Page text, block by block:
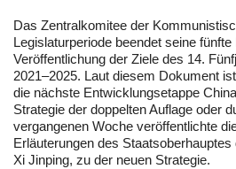
Das Zentralkomitee der
Legislaturperiode beendet seine
Veröffentlichung der Ziele des 14.
2021–2025. Laut diesem Dokument
die nächste Entwicklungsetappe
Strategie der doppelten Auflage oder
vergangenen Woche veröffentlichte
Erläuterungen des
Xi Jinping, zu der neuen Strategie.